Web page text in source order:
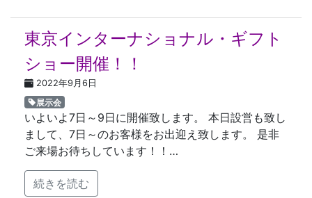
東京インターナショナル・ギフト
ショー開催！！
2022年9月6日
展示会
いよいよ7日～9日に開催致します。 本日設営も致し
まして、7日～のお客様をお出迎え致します。 是非
ご来場お待ちしています！！…
続きを読む